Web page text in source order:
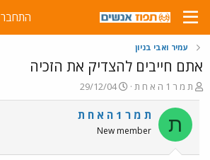
התחבר
עמיר ואבי בניון
אתם חייבים להצדיק את הזכיה
פ
ו
ת
ח
ה
ת מ ר 1 ה א ח ת
פ
ו
ר
ם
29/12/04
ת ת מ ר 1 ה א ח ת
New member